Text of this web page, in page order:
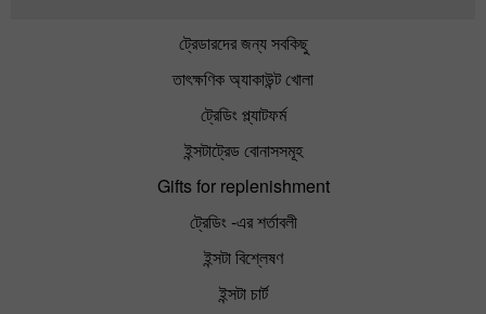
ট্রেডারদের জন্য সবকিছু
তাৎক্ষণিক অ্যাকাউন্ট খোলা
ট্রেডিং প্ল্যাটফর্ম
ইন্সটাট্রেড বোনাসসমূহ
Gifts for replenishment
ট্রেডিং -এর শর্তাবলী
ইন্সটা বিশ্লেষণ
ইন্সটা চার্ট